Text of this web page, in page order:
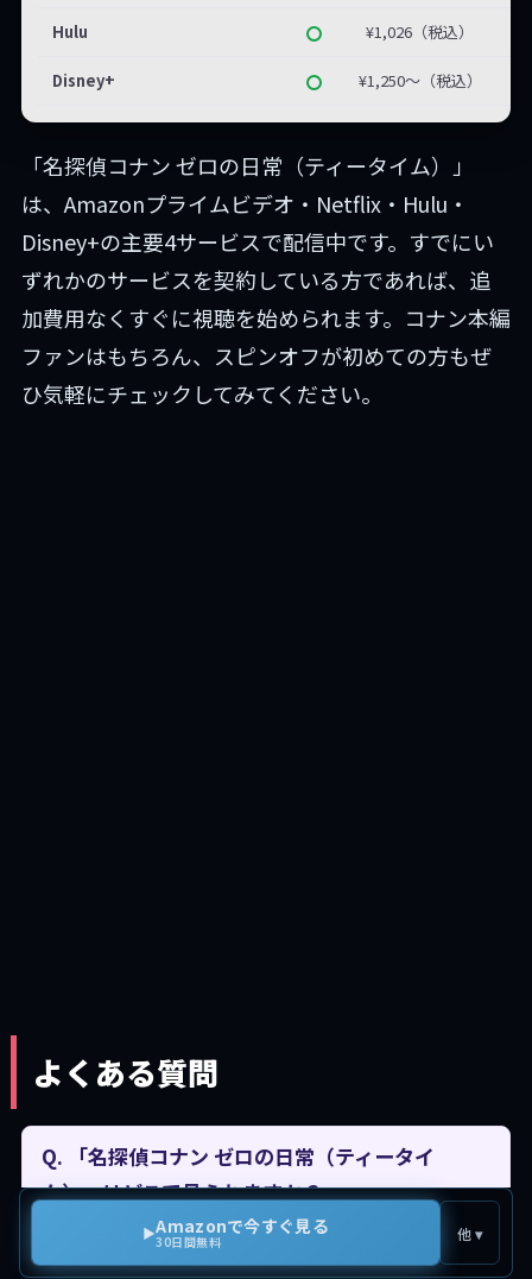
Hulu ¥1,026（税込）
Disney+ ¥1,250〜（税込）
「名探偵コナン ゼロの日常（ティータイム）」
は、Amazonプライムビデオ・Netflix・Hulu・
Disney+の主要4サービスで配信中です。すでにい
ずれかのサービスを契約している方であれば、追
加費用なくすぐに視聴を始められます。コナン本編
ファンはもちろん、スピンオフが初めての方もぜ
ひ気軽にチェックしてみてください。
よくある質問
Q. 「名探偵コナン ゼロの日常（ティータイ
ム）」はどこで見られますか？
A. Amazonプライムビデオ・Netflix・Hulu・
▶Amazonで今すぐ見る
30日間無料 他 ▾